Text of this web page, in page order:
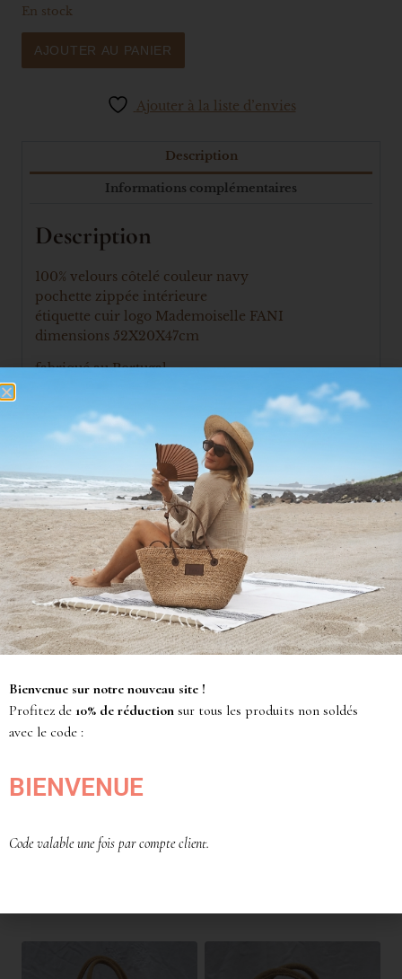
En stock
AJOUTER AU PANIER
Ajouter à la liste d’envies
Description
Informations complémentaires
Description
100% velours côtelé couleur navy
pochette zippée intérieure
étiquette cuir logo Mademoiselle FANI
dimensions 52X20X47cm
fabriqué au Portugal
Produits similaires
CABAS JUTE
MON AMOUR bleu
Promo !
Bienvenue sur notre nouveau site !
Profitez de 10% de réduction sur tous les produits non soldés
avec le code :
BIENVENUE
Code valable une fois par compte client.